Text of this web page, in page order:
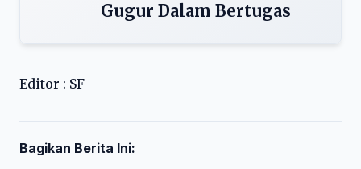
Gugur Dalam Bertugas
Editor : SF
Bagikan Berita Ini: